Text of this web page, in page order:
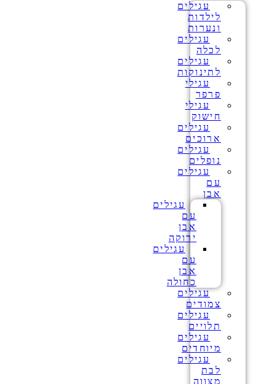
עגילים
לילדות
ונערות
עגילים
לכלה
עגילים
לתינוקות
עגילי
פרפר
עגילי
חישוק
עגילים
ארוכים
עגילים
נופלים
עגילים
עם
אבן
עגילים
עם
אבן
ירוקה
עגילים
עם
אבן
כחולה
עגילים
צמודים
עגילים
תלויים
עגילים
מיוחדים
עגילים
לבת
מצווה